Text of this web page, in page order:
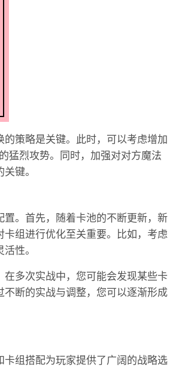
策略是关键。此时，可以考虑增加
猛烈攻势。同时，加强对对方魔法
键。
。首先，随着卡池的不断更新，新
组进行优化至关重要。比如，考虑
性。
多次实战中，您可能会发现某些卡
断的实战与调整，您可以逐渐形成
组搭配为玩家提供了广阔的战略选